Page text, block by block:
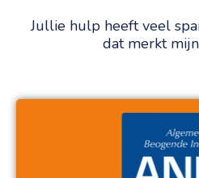
Jullie hulp heeft veel
dat merkt